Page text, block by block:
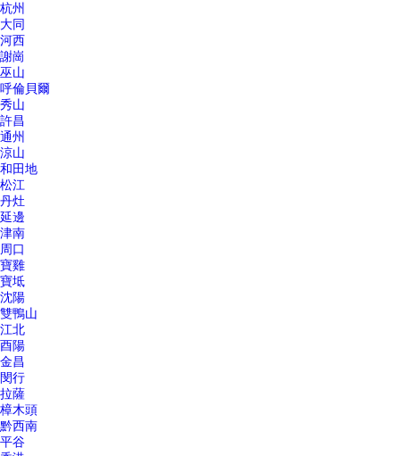
杭州
大同
河西
謝崗
巫山
呼倫貝爾
秀山
許昌
通州
涼山
和田地
松江
丹灶
延邊
津南
周口
寶雞
寶坻
沈陽
雙鴨山
江北
酉陽
金昌
閔行
拉薩
樟木頭
黔西南
平谷